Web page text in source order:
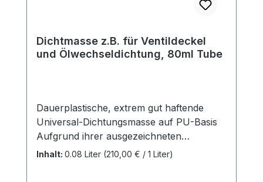
Dichtmasse z.B. für Ventildeckel
und Ölwechseldichtung, 80ml Tube
Dauerplastische, extrem gut haftende
Universal-Dichtungsmasse auf PU-Basis
Aufgrund ihrer ausgezeichneten
thermischen, mechanischen und
Inhalt: 0.08 Liter (210,00 € / 1 Liter)